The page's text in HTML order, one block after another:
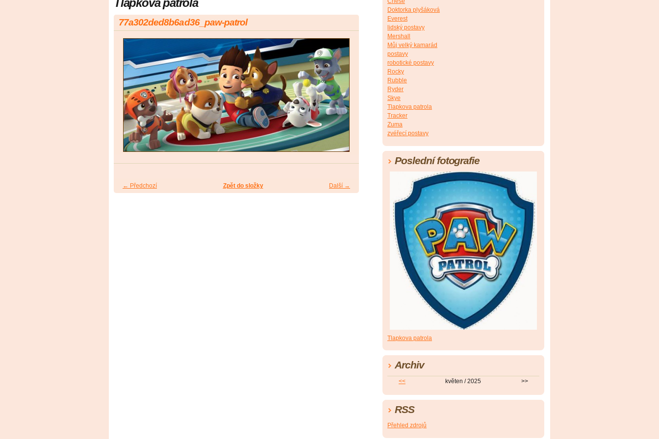
Tlapkova patrola
77a302ded8b6ad36_paw-patrol
← Předchozí Další →
Zpět do složky
Doktorka plyšáková
Everest
lidský postavy
Mershall
Můj velký kamarád
postavy
robotické postavy
Rocky
Rubble
Ryder
Skye
Tlapkova patrola
Tracker
Zuma
zvéřecí postavy
Poslední fotografie
Tlapkova patrola
Archiv
<< květen / 2025 >>
RSS
Přehled zdrojů